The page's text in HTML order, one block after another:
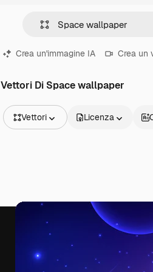
Crea un'immagine IA Crea un
Vettori Di Space wallpaper
Vettori
Video
Motion graphic
Modelli di video
Modelli 3D
Licenza